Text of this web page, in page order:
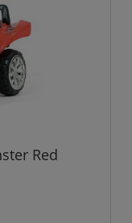
Red